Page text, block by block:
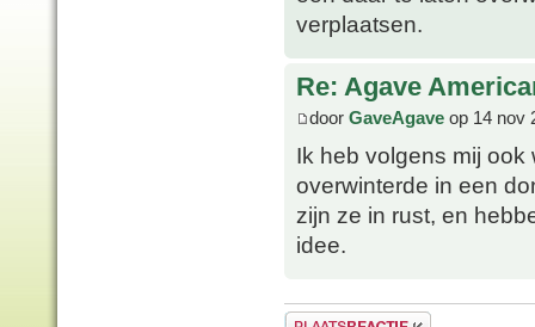
verplaatsen.
Re: Agave
door GaveAgave op 14 nov
Ik heb volgens mij
overwinterde in een
zijn ze in rust, en
idee.
Plaats een reactie